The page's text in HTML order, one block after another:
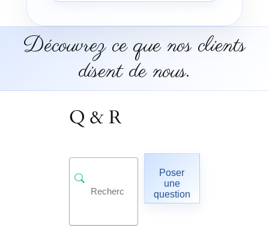
Découvrez ce que nos clients
disent de nous.
Q & R
Poser
une
question